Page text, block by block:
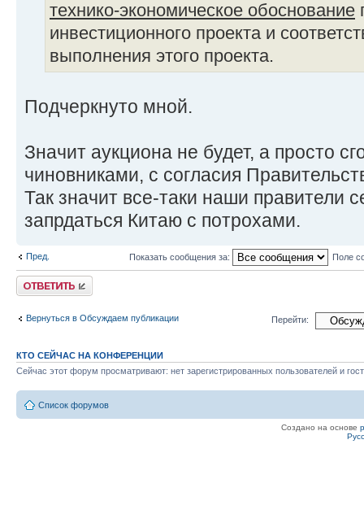
технико-экономическое обоснование
инвестиционного проекта и
выполнения этого проекта.
Подчеркнуто мной.
Значит аукциона не будет, а просто
чиновниками, с согласия
Так значит все-таки наши правители
запрдаться Китаю с потрохами.
Пред. Показать сообщения за: Поле
Ответить
Вернуться в Обсуждаем публикации Перейти:
КТО СЕЙЧАС НА КОНФЕРЕНЦИИ
Сейчас этот форум просматривают: нет зарегистрированных пользователей и
Список форумов
Создано на основе